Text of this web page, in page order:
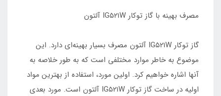
مصرف بهینه با گاز توکار IG۵۲۱W آلتون
گاز توکار IG۵۲۱W آلتون مصرف بسیار بهینه‌ای دارد. این
موضوع به خاطر موارد مختلفی است که به طور خلاصه به
آنها اشاره خواهیم کرد. اولین مورد، استفاده از بهترین مواد
اولیه در ساخت گاز توکار IG۵۲۱W آلتون است. مورد بعدی